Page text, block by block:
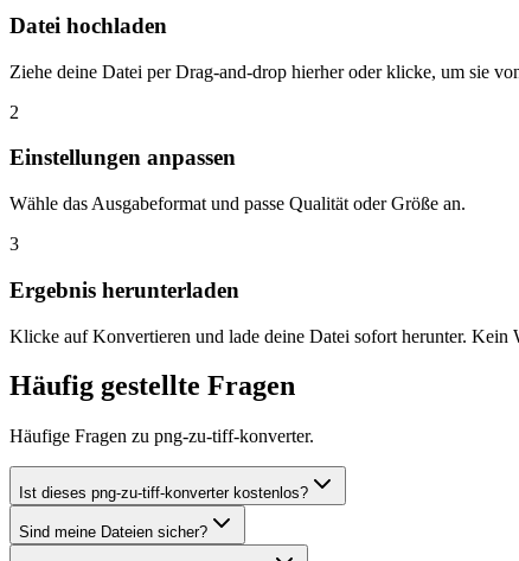
Datei hochladen
Ziehe deine Datei per Drag-and-drop hierher oder klicke, um sie
2
Einstellungen anpassen
Wähle das Ausgabeformat und passe Qualität oder Größe an.
3
Ergebnis herunterladen
Klicke auf Konvertieren und lade deine Datei sofort herunter. Kein
Häufig gestellte Fragen
Häufige Fragen zu png-zu-tiff-konverter.
Ist dieses png-zu-tiff-konverter kostenlos?
Sind meine Dateien sicher?